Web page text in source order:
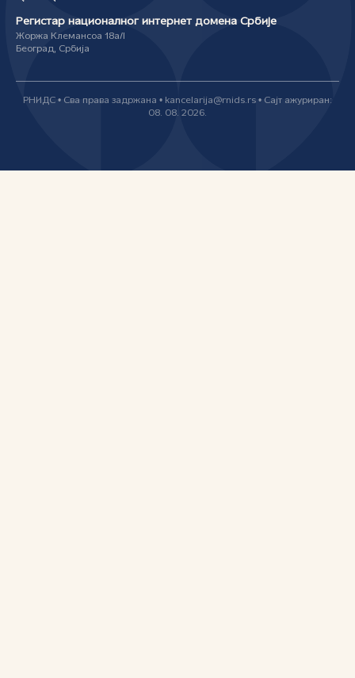
Регистар националног интернет домена Србије
Жоржа Клемансоа 18а/I
Београд, Србија
РНИДС • Сва права задржана • kancelarija@rnids.rs • Сајт ажуриран:
08. 08. 2026.